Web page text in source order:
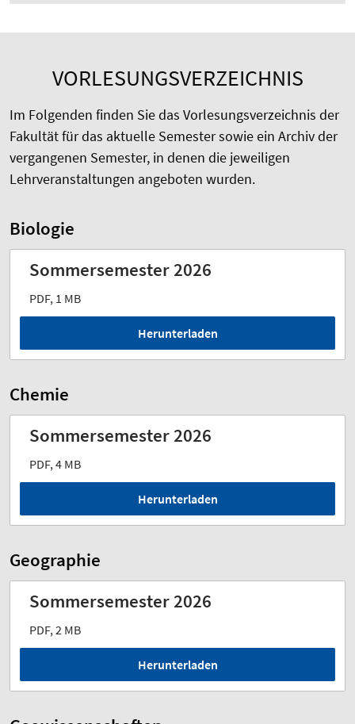
VORLESUNGSVERZEICHNIS
Im Folgenden finden Sie das Vorlesungsverzeichnis der
Fakultät für das aktuelle Semester sowie ein Archiv der
vergangenen Semester, in denen die jeweiligen
Lehrveranstaltungen angeboten wurden.
Biologie
Sommersemester 2026
PDF, 1 MB
Herunterladen
Chemie
Sommersemester 2026
PDF, 4 MB
Herunterladen
Geographie
Sommersemester 2026
PDF, 2 MB
Herunterladen